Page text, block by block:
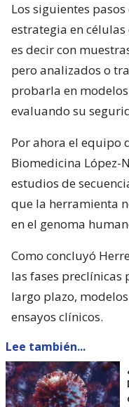
Los siguientes
estrategia en células
es decir con
pero analizados o
probarla en
evaluando su
Por ahora el equipo
Biomedicina López-
estudios de
que la herramienta
en el genoma
Como concluyó
las fases
largo plazo,
ensayos clínicos.
Lee también...